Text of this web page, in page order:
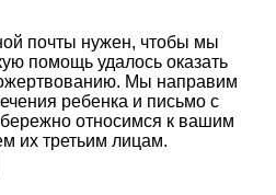
почты нужен, чтобы мы
помощь удалось оказать
Мы направим
ребенка и письмо с
относимся к вашим
их третьим лицам.